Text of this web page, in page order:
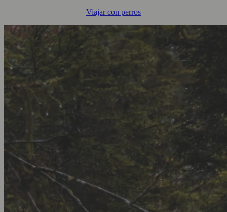
Viajar con perros